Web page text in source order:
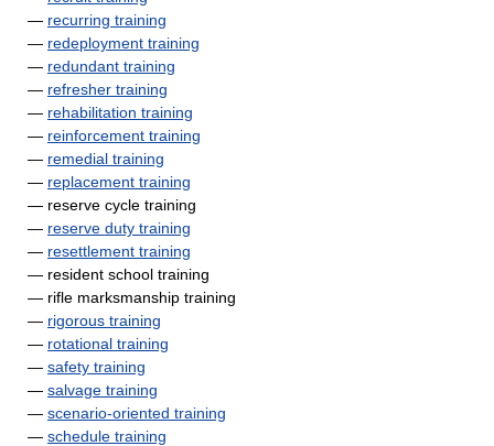
— recurring training
— redeployment training
— redundant training
— refresher training
— rehabilitation training
— reinforcement training
— remedial training
— replacement training
— reserve cycle training
— reserve duty training
— resettlement training
— resident school training
— rifle marksmanship training
— rigorous training
— rotational training
— safety training
— salvage training
— scenario-oriented training
— schedule training